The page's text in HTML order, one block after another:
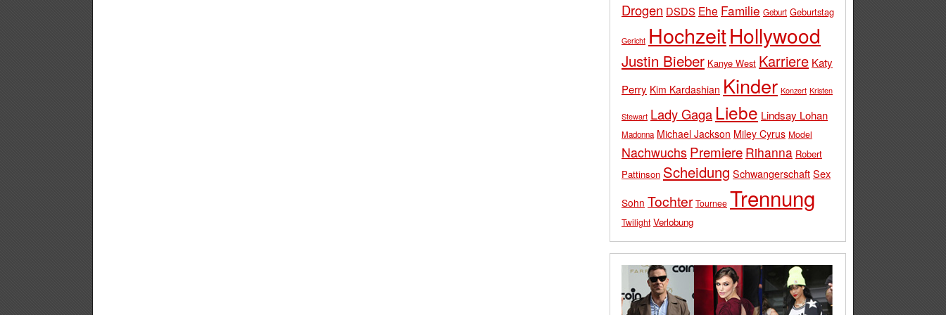
Drogen DSDS Ehe Familie Geburt Geburtstag
Gericht HochzeitHollywood
Justin Bieber Kanye West Karriere Katy
Perry Kim Kardashian Kinder Konzert Kristen
Stewart Lady Gaga Liebe Lindsay Lohan
Madonna Michael Jackson Miley Cyrus Model
Nachwuchs Premiere Rihanna Robert
Pattinson Scheidung SchwangerschaftSex
Sohn Tochter Tournee Trennung
Twilight Verlobung